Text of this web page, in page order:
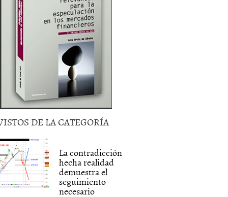
DE LA CATEGORÍA
La contradicción
hecha realidad
demuestra el
seguimiento
necesario